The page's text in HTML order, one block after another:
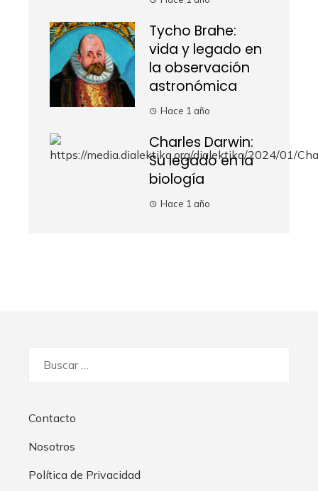
Tycho Brahe:
vida y legado en
la observación
astronómica
Hace 1 año
Charles Darwin:
Su legado en la
biología
Hace 1 año
Contacto
Nosotros
Política de Privacidad